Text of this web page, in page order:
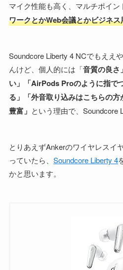
マイク性能も高く、マルチポイン
ワークとかWeb会議とかビジネ
Soundcore Liberty 4 NCでもええ
んけど、個人的には「音質の良さ
い」「AirPods Proのように指で
る」「外音取り込みはこちらの
豊富」 という理由で、Soundcore
とりあえずAnkerのワイヤレスイ
っていたら、 Soundcore Liberty 4
かと思います。